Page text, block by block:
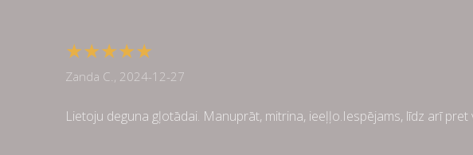
★★★★★
Zanda C., 2024-12-27
Lietoju deguna gļotādai. Manuprāt, mitrina, ieeļļo.Iespējams, līdz arī pret